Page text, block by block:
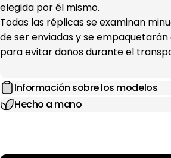
elegida por él mismo.
Todas las réplicas se examinan
de ser enviadas y se
para evitar daños durante el
Información sobre los modelos
Hecho a mano